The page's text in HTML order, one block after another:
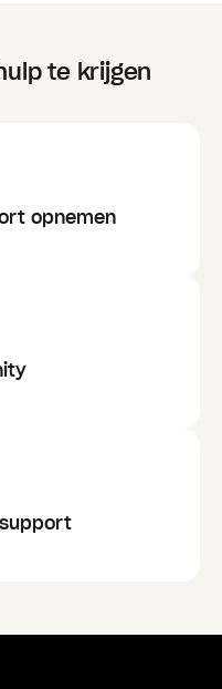
te krijgen
opnemen